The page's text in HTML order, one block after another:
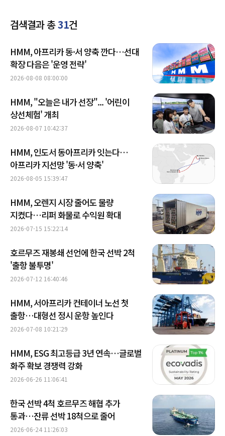
검색결과 총31건
HMM, 아프리카 동·서 양축 깐다…선대
확장 다음은 '운영 전략'
2026-08-08 08:00:00
HMM, "오늘은 내가 선장"... '어린이
상선체험' 개최
2026-08-07 10:42:37
HMM, 인도서 동아프리카 잇는다…
아프리카 지선망 '동·서 양축'
2026-08-05 15:39:47
HMM, 오렌지 시장 줄어도 물량
지켰다…리퍼 화물로 수익원 확대
2026-07-15 15:22:14
호르무즈 재봉쇄 선언에 한국 선박 2척
'출항 불투명'
2026-07-12 16:40:46
HMM, 서아프리카 컨테이너 노선 첫
출항…대형선 정시 운항 높인다
2026-07-08 10:21:29
HMM, ESG 최고등급 3년 연속…글로벌
화주 확보 경쟁력 강화
2026-06-26 11:06:41
한국 선박 4척 호르무즈 해협 추가
통과…잔류 선박 18척으로 줄어
2026-06-24 11:26:03